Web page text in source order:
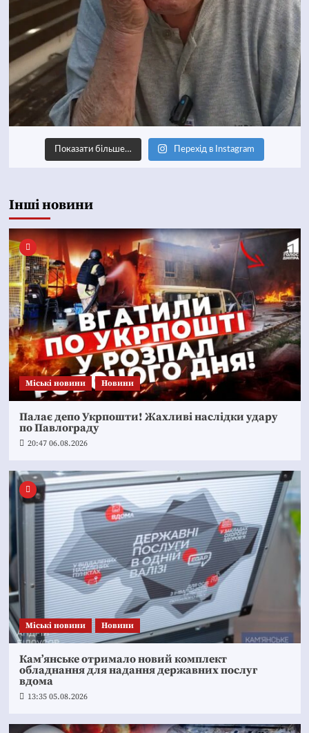
Показати більше… Перехід в Instagram
Інші новини
Mіські новини Новини
Палає депо Укрпошти! Жахливі наслідки удару
по Павлограду
20:47 06.08.2026
Mіські новини Новини
Кам’янське отримало новий комплект
обладнання для надання державних послуг
вдома
13:35 05.08.2026